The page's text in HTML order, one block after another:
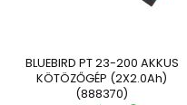
BLUEBIRD PT 23-200 AKKUS
KÖTÖZŐGÉP (2X2.0Ah)
(888370)